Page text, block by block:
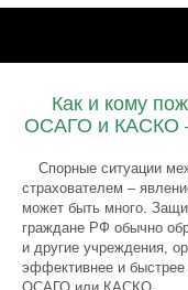
Как и кому
ОСАГО и КАСКО –
Спорные ситуации
страхователем –
может быть много.
граждане РФ обычно
и другие учреждения,
эффективнее и